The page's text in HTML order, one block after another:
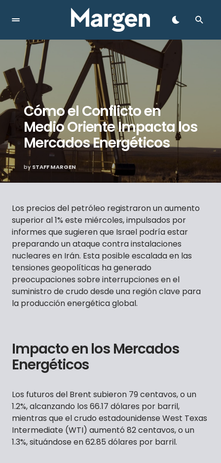
Cómo el Conflicto en
Medio Oriente Impacta los
Mercados Energéticos
by STAFF MARGEN
Los precios del petróleo registraron un aumento
superior al 1% este miércoles, impulsados por
informes que sugieren que Israel podría estar
preparando un ataque contra instalaciones
nucleares en Irán. Esta posible escalada en las
tensiones geopolíticas ha generado
preocupaciones sobre interrupciones en el
suministro de crudo desde una región clave para
la producción energética global.
Impacto en los Mercados
Energéticos
Los futuros del Brent subieron 79 centavos, o un
1.2%, alcanzando los 66.17 dólares por barril,
mientras que el crudo estadounidense West Texas
Intermediate (WTI) aumentó 82 centavos, o un
1.3%, situándose en 62.85 dólares por barril.